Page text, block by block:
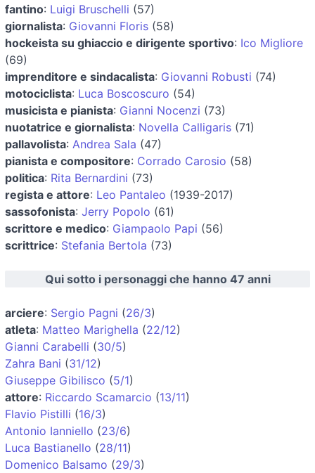
fantino: Luigi Bruschelli (57)
giornalista: Giovanni Floris (58)
hockeista su ghiaccio e dirigente sportivo: Ico Migliore
(69)
imprenditore e sindacalista: Giovanni Robusti (74)
motociclista: Luca Boscoscuro (54)
musicista e pianista: Gianni Nocenzi (73)
nuotatrice e giornalista: Novella Calligaris (71)
pallavolista: Andrea Sala (47)
pianista e compositore: Corrado Carosio (58)
politica: Rita Bernardini (73)
regista e attore: Leo Pantaleo (1939-2017)
sassofonista: Jerry Popolo (61)
scrittore e medico: Giampaolo Papi (56)
scrittrice: Stefania Bertola (73)
Qui sotto i personaggi che hanno 47 anni
arciere: Sergio Pagni (26/3)
atleta: Matteo Marighella (22/12)
Gianni Carabelli (30/5)
Zahra Bani (31/12)
Giuseppe Gibilisco (5/1)
attore: Riccardo Scamarcio (13/11)
Flavio Pistilli (16/3)
Antonio Ianniello (23/6)
Luca Bastianello (28/11)
Domenico Balsamo (29/3)